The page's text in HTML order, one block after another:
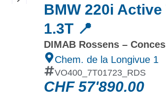
BMW 220i
1.3T 📍
DIMAB Rossens –
Chem. de la Longivue 1
VO400_7T01723_RDS
CHF57'890.00